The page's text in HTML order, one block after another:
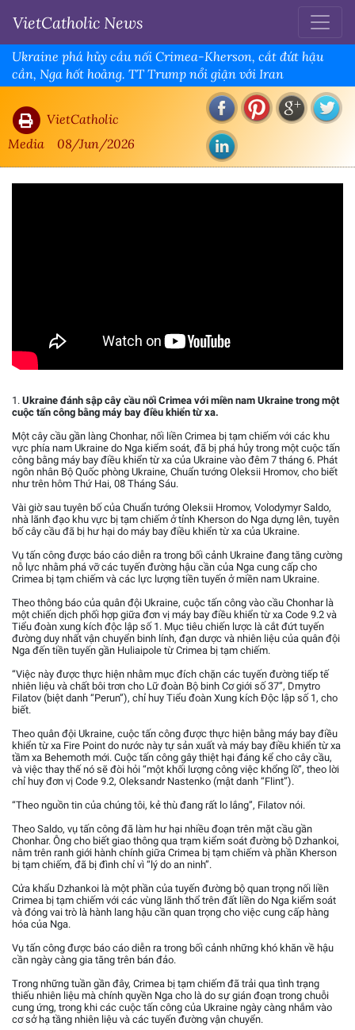
VietCatholic News
Ukraine phá hủy cầu nối Crimea-Kherson, cắt đứt hậu
cần, Nga hốt hoảng. TT Trump nổi giận với Iran
VietCatholic
Media
08/Jun/2026
1. Ukraine đánh sập cây cầu nối Crimea với miền nam Ukraine trong một
cuộc tấn công bằng máy bay điều khiển từ xa.
Một cây cầu gần làng Chonhar, nối liền Crimea bị tạm chiếm với các khu
vực phía nam Ukraine do Nga kiểm soát, đã bị phá hủy trong một cuộc tấn
công bằng máy bay điều khiển từ xa của Ukraine vào đêm 7 tháng 6. Phát
ngôn nhân Bộ Quốc phòng Ukraine, Chuẩn tướng Oleksii Hromov, cho biết
như trên hôm Thứ Hai, 08 Tháng Sáu.
Vài giờ sau tuyên bố của Chuẩn tướng Oleksii Hromov, Volodymyr Saldo,
nhà lãnh đạo khu vực bị tạm chiếm ở tỉnh Kherson do Nga dựng lên, tuyên
bố cây cầu đã bị hư hại do máy bay điều khiển từ xa của Ukraine.
Vụ tấn công được báo cáo diễn ra trong bối cảnh Ukraine đang tăng cường
nỗ lực nhằm phá vỡ các tuyến đường hậu cần của Nga cung cấp cho
Crimea bị tạm chiếm và các lực lượng tiền tuyến ở miền nam Ukraine.
Theo thông báo của quân đội Ukraine, cuộc tấn công vào cầu Chonhar là
một chiến dịch phối hợp giữa đơn vị máy bay điều khiển từ xa Code 9.2 và
Tiểu đoàn xung kích độc lập số 1. Mục tiêu chiến lược là cắt đứt tuyến
đường duy nhất vận chuyển binh lính, đạn dược và nhiên liệu của quân đội
Nga đến tiền tuyến gần Huliaipole từ Crimea bị tạm chiếm.
“Việc này được thực hiện nhằm mục đích chặn các tuyến đường tiếp tế
nhiên liệu và chất bôi trơn cho Lữ đoàn Bộ binh Cơ giới số 37”, Dmytro
Filatov (biệt danh “Perun”), chỉ huy Tiểu đoàn Xung kích Độc lập số 1, cho
biết.
Theo quân đội Ukraine, cuộc tấn công được thực hiện bằng máy bay điều
khiển từ xa Fire Point do nước này tự sản xuất và máy bay điều khiển từ xa
tầm xa Behemoth mới. Cuộc tấn công gây thiệt hại đáng kể cho cây cầu,
và việc thay thế nó sẽ đòi hỏi “một khối lượng công việc khổng lồ”, theo lời
chỉ huy đơn vị Code 9.2, Oleksandr Nastenko (mật danh “Flint”).
“Theo nguồn tin của chúng tôi, kẻ thù đang rất lo lắng”, Filatov nói.
Theo Saldo, vụ tấn công đã làm hư hại nhiều đoạn trên mặt cầu gần
Chonhar. Ông cho biết giao thông qua trạm kiểm soát đường bộ Dzhankoi,
nằm trên ranh giới hành chính giữa Crimea bị tạm chiếm và phần Kherson
bị tạm chiếm, đã bị đình chỉ vì “lý do an ninh”.
Cửa khẩu Dzhankoi là một phần của tuyến đường bộ quan trọng nối liền
Crimea bị tạm chiếm với các vùng lãnh thổ trên đất liền do Nga kiểm soát
và đóng vai trò là hành lang hậu cần quan trọng cho việc cung cấp hàng
hóa của Nga.
Vụ tấn công được báo cáo diễn ra trong bối cảnh những khó khăn về hậu
cần ngày càng gia tăng trên bán đảo.
Trong những tuần gần đây, Crimea bị tạm chiếm đã trải qua tình trạng
thiếu nhiên liệu mà chính quyền Nga cho là do sự gián đoạn trong chuỗi
cung ứng, trong khi các cuộc tấn công của Ukraine ngày càng nhắm vào
cơ sở hạ tầng nhiên liệu và các tuyến đường vận chuyển.